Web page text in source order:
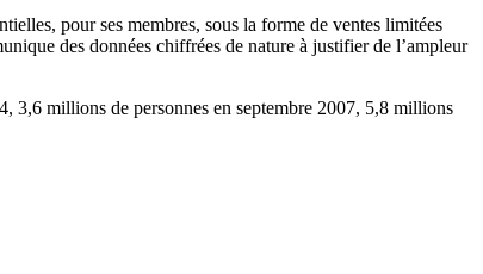
pour ses membres, sous la forme de ventes limitées
des données chiffrées de nature à justifier de l’ampleur
3,6 millions de personnes en septembre 2007, 5,8 millions